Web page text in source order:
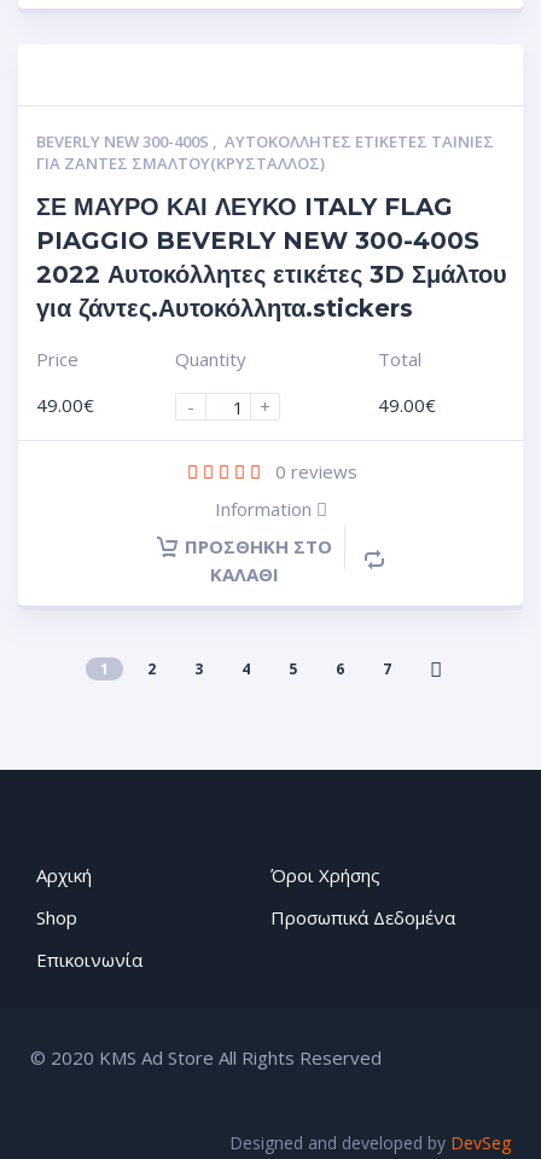
BEVERLY NEW 300-400S , ΑΥΤΟΚΌΛΛΗΤΕΣ ΕΤΙΚΈΤΕΣ ΤΑΙΝΊΕΣ
ΓΙΑ ΖΆΝΤΕΣ ΣΜΆΛΤΟΥ(ΚΡΎΣΤΑΛΛΟΣ)
ΣΕ ΜΑΥΡΟ ΚΑΙ ΛΕΥΚΟ ITALY FLAG
PIAGGIO BEVERLY NEW 300-400S
2022 Αυτοκόλλητες ετικέτες 3D Σμάλτου
για ζάντες.Αυτοκόλλητα.stickers
Price
49.00€
Quantity
-
+
Total
49.00€
0 reviews
Information
ΠΡΟΣΘΉΚΗ ΣΤΟ
ΚΑΛΆΘΙ
1 2 3 4 5 6 7
Αρχική
Shop
Επικοινωνία
Όροι Χρήσης
Προσωπικά Δεδομένα
© 2020 KMS Ad Store All Rights Reserved
Designed and developed by DevSeg